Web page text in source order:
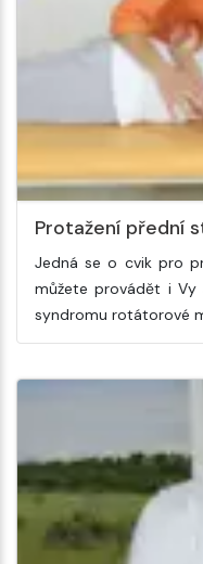
Protažení přední
Jedná se o cvik pro
můžete provádět i Vy
syndromu rotátorové